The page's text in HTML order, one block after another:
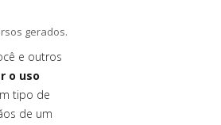
gerados.
e outros
o uso
tipo de
de um